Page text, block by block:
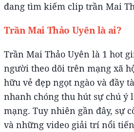
đang tìm kiếm clip trần Mai
Trần Mai Thảo Uyên là ai?
Trần Mai Thảo Uyên là 1 hot
người theo dõi trên mạng xã
hữu vẻ đẹp ngọt ngào và đầy
nhanh chóng thu hút sự chú ý
mạng. Tuy nhiên gần đây, sự
và những video giải trí nổi